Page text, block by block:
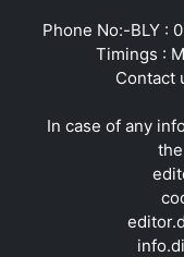
Phone No:-BLY :
Timings :
Contact
In case of any